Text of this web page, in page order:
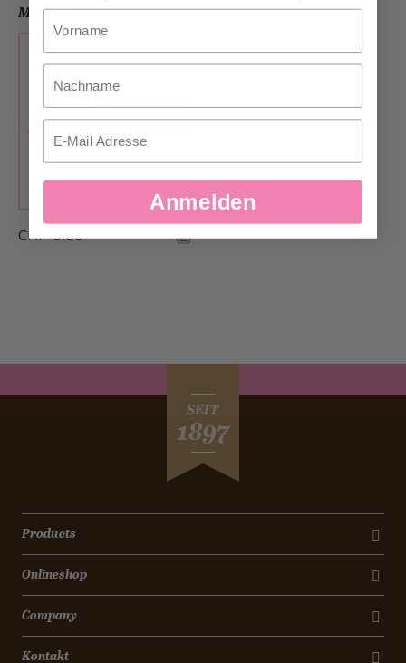
Mexican
CHF 9.80
SEIT
1897
Products
Onlineshop
Company
Kontakt
Nachname
Anmelden